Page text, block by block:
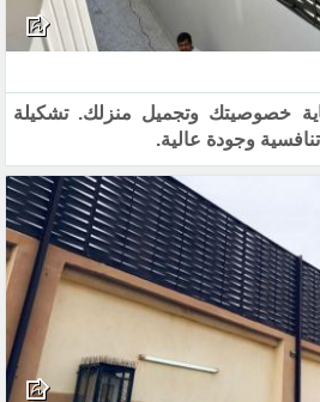
خصوصيتك وتجميل منزلك. تشكيلة
وجودة عالية.